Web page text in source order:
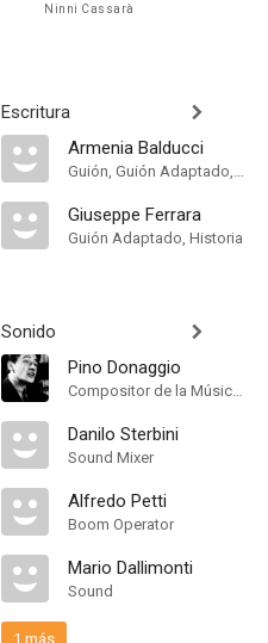
Ninni Cassarà
Escritura
Armenia Balducci
Guión, Guión Adaptado, Historia
Giuseppe Ferrara
Guión Adaptado, Historia
Sonido
Pino Donaggio
Compositor de la Música Original
Danilo Sterbini
Sound Mixer
Alfredo Petti
Boom Operator
Mario Dallimonti
Sound
1 más